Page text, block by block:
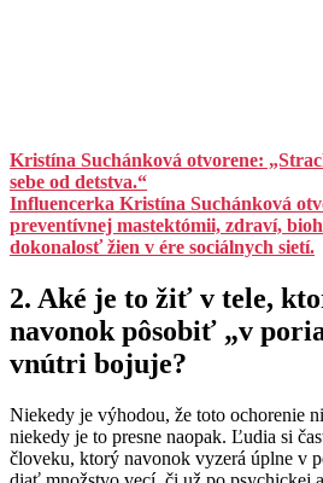
Kristína Suchánková otvorene:
sebe od detstva.“
Influencerka Kristína Suchánková
preventívnej mastektómii, zdraví,
dokonalosť žien v ére sociálnych sietí.
2. Aké je to žiť v tele,
navonok pôsobiť „v
vnútri bojuje?
Niekedy je výhodou, že toto ochorenie
niekedy je to presne naopak. Ľudia si
človeku, ktorý navonok vyzerá úplne v